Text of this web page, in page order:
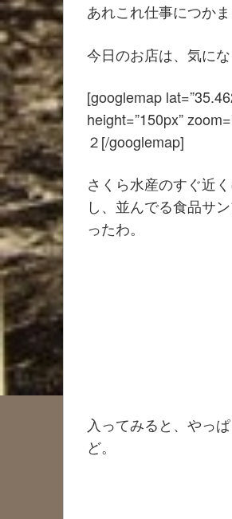
あれこれ仕事につか
今日のお店は、気に
[googlemap
height=”150px”
２[/googlemap]
さくら水産のすぐ近
し、並んでる食品サ
ったわ。
入ってみると、やっ
ど。